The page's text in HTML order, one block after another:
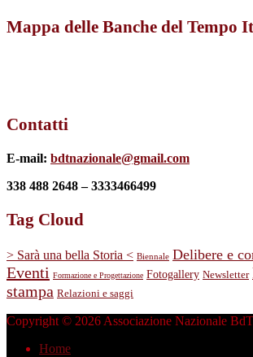
Mappa delle Banche del Tempo
Contatti
E-mail: bdtnazionale@gmail.com
338 488 2648 – 3333466499
Tag Cloud
> Sarà una bella Storia < Biennale Delibere e
Eventi Formazione e Progettazione Fotogallery Newsletter
stampa Relazioni e saggi
Copyright © 2026 Associazione Nazionale BdT
Home